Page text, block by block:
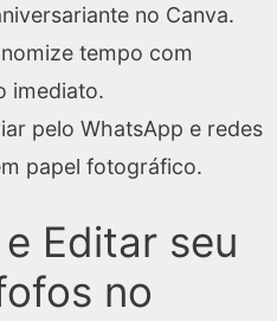
no Canva.
tempo com
imediato.
pelo WhatsApp e redes
papel fotográfico.
Editar seu
no